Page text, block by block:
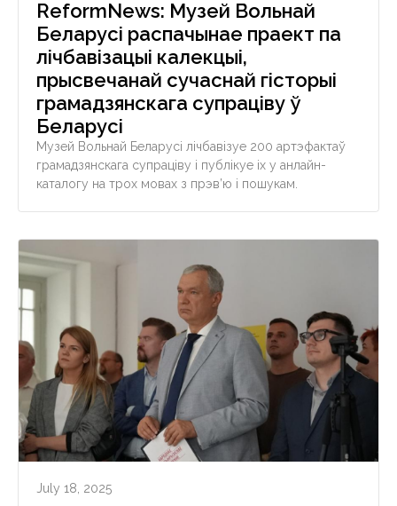
ReformNews: Музей Вольнай
Беларусі распачынае праект па
лічбавізацыі калекцыі,
прысвечанай сучаснай гісторыі
грамадзянскага супраціву ў
Беларусі
Музей Вольнай Беларусі лічбавізуе 200 артэфактаў
грамадзянскага супраціву і публікуе іх у анлайн-
каталогу на трох мовах з прэв’ю і пошукам.
July 18, 2025